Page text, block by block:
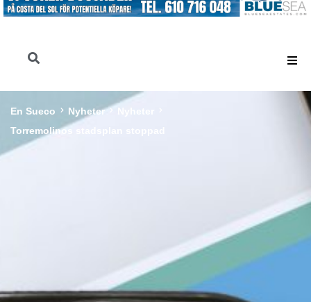
En Sueco Nyheter
Nyheter
Torremolinos stadsplan stoppad